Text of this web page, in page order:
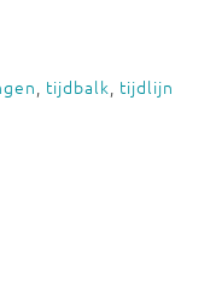
tijdbalk tijdlijn